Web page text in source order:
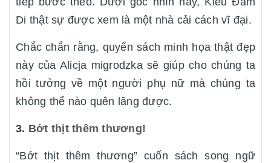
Di thật sự được xem là một nhà cải cách vĩ đại.
Chắc chắn rằng, quyển sách minh họa thật đẹp
này của Alicja migrodzka sẽ giúp cho chúng ta
hồi tưởng về một người phụ nữ mà chúng ta
không thể nào quên lãng được.
3. Bớt thịt thêm thương!
“Bớt thịt thêm thương” cuốn sách song ngữ